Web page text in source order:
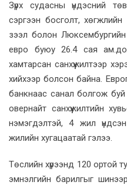
Зүрх судасны үндэсний
сэргээн босголт,
зээл болон
евро буюу 26.4 сая
хамтарсан санхүүжилтээр
хийхээр болсон байна.
банкнаас санал болгож
овернайт санхүүжилтийн
нэмэгдэлтэй, 4 жил
жилийн хугацаатай гэлээ.
Төслийн хүрээнд 120 ортой
эмнэлгийн барилгыг